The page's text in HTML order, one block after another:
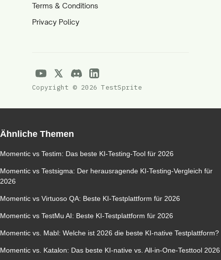
Terms & Conditions
Privacy Policy
Copyright © 2026 TestSprite
Ähnliche Themen
Momentic vs Testim: Das beste KI-Testing-Tool für 2026
Momentic vs Testsigma: Der herausragende KI-Testing-Vergleich für
2026
Momentic vs Virtuoso QA: Beste KI-Testplattform für 2026
Momentic vs TestMu AI: Beste KI-Testplattform für 2026
Momentic vs. Mabl: Welche ist 2026 die beste KI-native Testplattform?
Momentic vs. Katalon: Das beste KI-native vs. All-in-One-Testtool 2026